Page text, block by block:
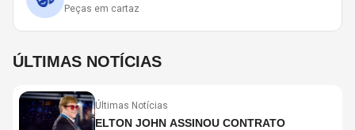
Peças em cartaz
ÚLTIMAS NOTÍCIAS
Últimas Notícias
ELTON JOHN ASSINOU CONTRATO